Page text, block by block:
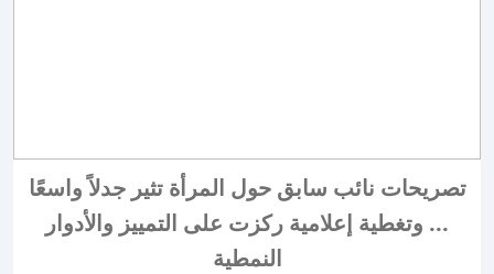
تصريحات نائب سابق حول المرأة تثير جدلاً واسعًا
... وتغطية إعلامية ركزت على التمييز والأدوار
النمطية